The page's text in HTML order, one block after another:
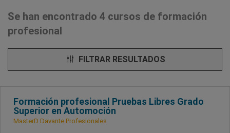
Se han encontrado 4 cursos de formación
profesional
FILTRAR RESULTADOS
Formación profesional Pruebas Libres Grado
Superior en Automoción
MasterD Davante Profesionales